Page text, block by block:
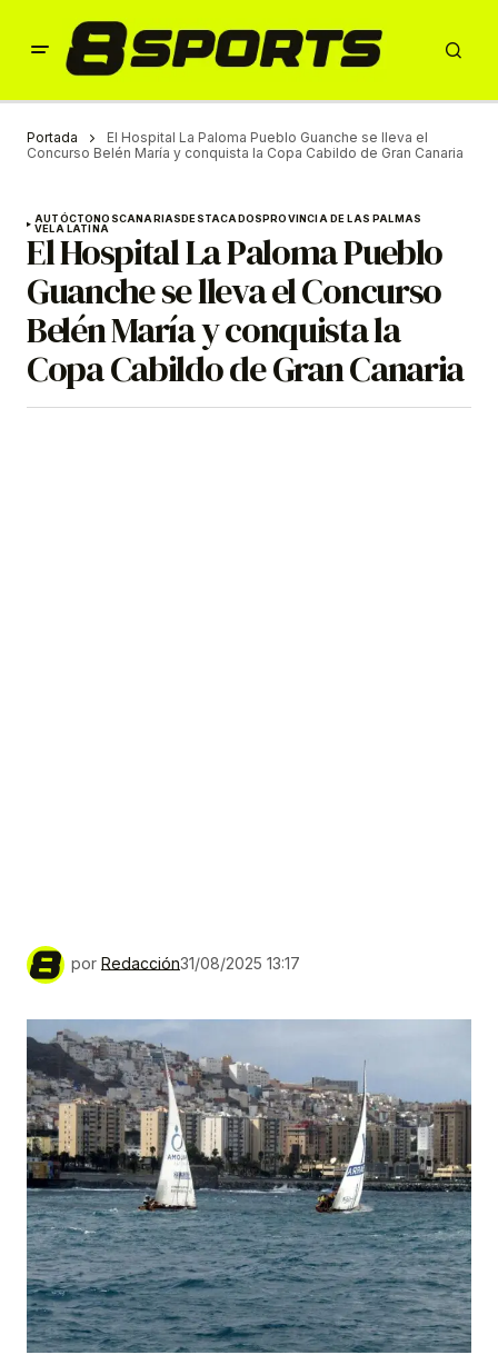
Portada
El Hospital La Paloma Pueblo Guanche se lleva el
Concurso Belén María y conquista la Copa Cabildo de Gran Canaria
AUTÓCTONOSCANARIASDESTACADOSPROVINCIA DE LAS PALMAS
VELA LATINA
El Hospital La Paloma Pueblo
Guanche se lleva el Concurso
Belén María y conquista la
Copa Cabildo de Gran Canaria
por Redacción31/08/2025 13:17